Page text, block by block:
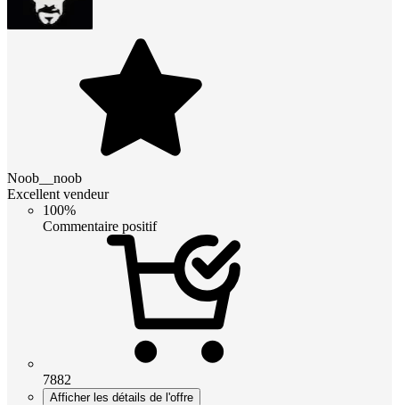
Noob__noob
Excellent vendeur
100%
Commentaire positif
7882
Afficher les détails de l'offre